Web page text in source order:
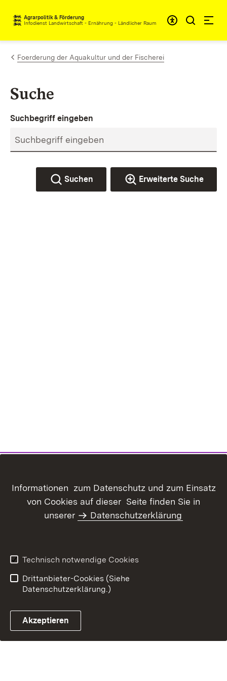
Zum Inhalt springen
Agrarpolitik & Förderung
Infodienst Landwirtschaft - Ernährung - Ländlicher Raum
Foerderung der Aquakultur und der Fischerei
Suche
Suchbegriff eingeben
Suchen Erweiterte Suche
Barrierefreiheit
Benutzungshinweise
Impressum
Informationen zum Datenschutz und zum Einsatz
von Cookies auf dieser Seite finden Sie in
unserer
Datenschutzerklärung
Technisch notwendige Cookies
Drittanbieter-Cookies (Siehe
Datenschutzerklärung.)
Akzeptieren